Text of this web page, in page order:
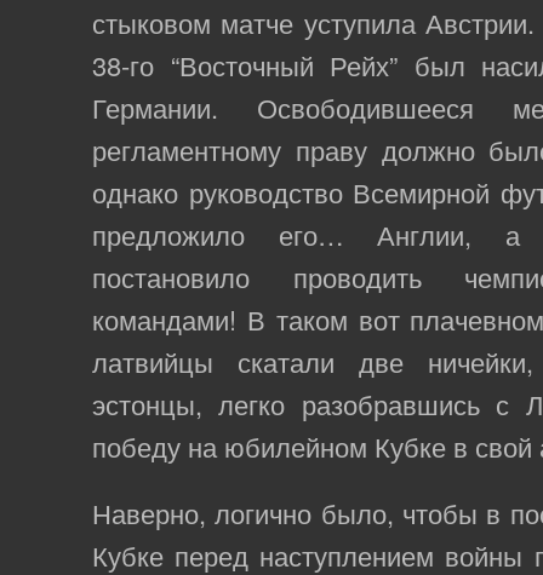
стыковом матче уступила
38-го “Восточный Рейх” был
Германии.
регламентному праву должно
однако руководство Всемирной
предложило его… Англии, а
постановило проводить
командами! В таком вот
латвийцы скатали две
эстонцы, легко разобравшись с
победу на юбилейном Кубке в свой
Наверно, логично было, чтобы в
Кубке перед наступлением войны